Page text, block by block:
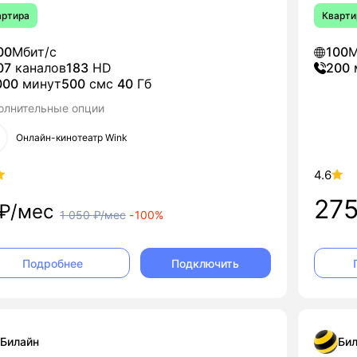
Мбит/с
каналов183 HD
минут500 смс 40 Гб
опции
Онлайн-кинотеатр Wink
мес 1 050₽/мес -100%
Подробнее Подключить
100
200
4.6
Билайн